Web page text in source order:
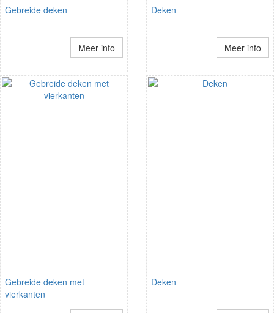
Gebreide deken
Meer info
Deken
Meer info
Gebreide deken met
vierkanten
Deken